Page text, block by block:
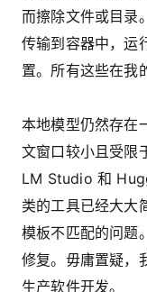
而擦除文件或目录
传输到容器中，运
置。所有这些在我
本地模型仍然存在
文窗口较小且受限
LM Studio 和
类的工具已经大大
模板不匹配的问题
修复。毋庸置疑，
生产软件开发。